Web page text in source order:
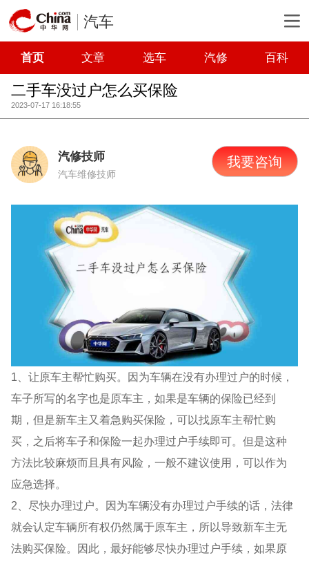
汽车
首页 文章 选车 汽修 百科
二手车没过户怎么买保险
2023-07-17 16:18:55
汽修技师
汽车维修技师
我要咨询
1、让原车主帮忙购买。因为车辆在没有办理过户的时候，
车子所写的名字也是原车主，如果是车辆的保险已经到
期，但是新车主又着急购买保险，可以找原车主帮忙购
买，之后将车子和保险一起办理过户手续即可。但是这种
方法比较麻烦而且具有风险，一般不建议使用，可以作为
应急选择。
2、尽快办理过户。因为车辆没有办理过户手续的话，法律
就会认定车辆所有权仍然属于原车主，所以导致新车主无
法购买保险。因此，最好能够尽快办理过户手续，如果原